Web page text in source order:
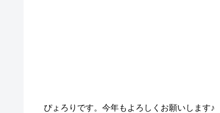
ぴょろりです。今年もよろしくお願いします♪